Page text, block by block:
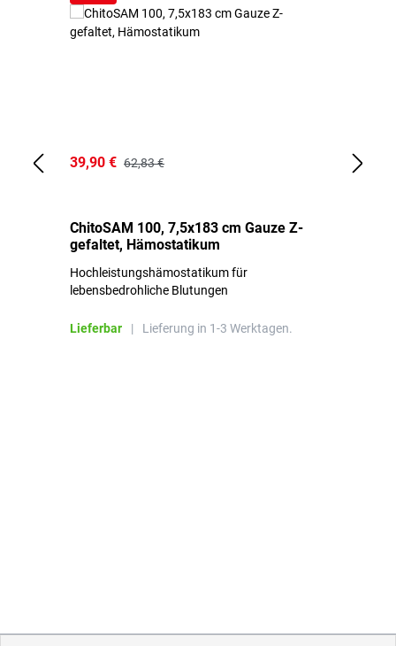
39,90 € 62,83 €
ChitoSAM 100, 7,5x183 cm Gauze Z-
gefaltet, Hämostatikum
Hochleistungshämostatikum für
lebensbedrohliche Blutungen
Lieferbar | Lieferung in 1-3 Werktagen.